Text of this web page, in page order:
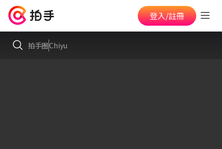
登入/註冊
拍手圈Chiyu